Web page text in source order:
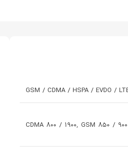
GSM / CDMA / HSPA / EVDO /
CDMA 800 / 1900, GSM 850 /